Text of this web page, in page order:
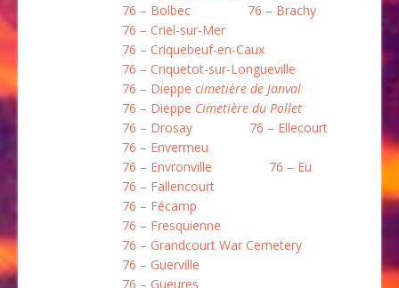
76 – Bolbec
76 – Brachy
76 – Criel-sur-Mer
76 – Criquebeuf-en-Caux
76 – Criquetot-sur-Longueville
76 – Dieppe cimetière de Janval
76 – Dieppe Cimetière du Pollet
76 – Drosay
76 – Ellecourt
76 – Envermeu
76 – Envronville
76 – Eu
76 – Fallencourt
76 – Fécamp
76 – Fresquienne
76 – Grandcourt War Cemetery
76 – Guerville
76 – Gueures